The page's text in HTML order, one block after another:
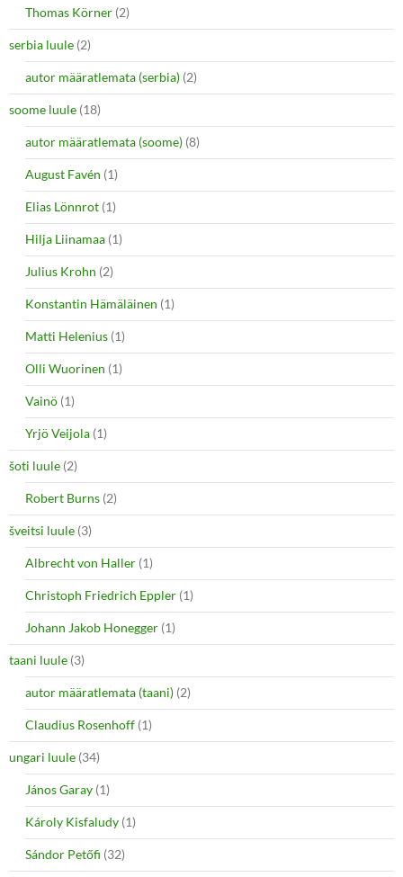
Thomas Körner (2)
serbia luule (2)
autor määratlemata (serbia) (2)
soome luule (18)
autor määratlemata (soome) (8)
August Favén (1)
Elias Lönnrot (1)
Hilja Liinamaa (1)
Julius Krohn (2)
Konstantin Hämäläinen (1)
Matti Helenius (1)
Olli Wuorinen (1)
Vainö (1)
Yrjö Veijola (1)
šoti luule (2)
Robert Burns (2)
šveitsi luule (3)
Albrecht von Haller (1)
Christoph Friedrich Eppler (1)
Johann Jakob Honegger (1)
taani luule (3)
autor määratlemata (taani) (2)
Claudius Rosenhoff (1)
ungari luule (34)
János Garay (1)
Károly Kisfaludy (1)
Sándor Petőfi (32)